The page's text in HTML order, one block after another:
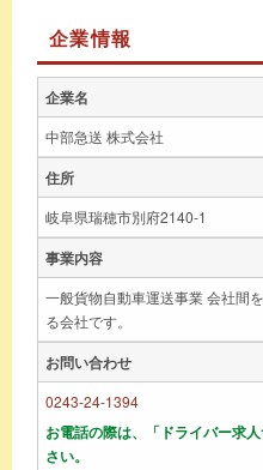
企業情報
企業名
中部急送 株式会社
住所
岐阜県瑞穂市別府2140-1
事業内容
一般貨物自動車運送事業 会社間
る会社です。
お問い合わせ
0243-24-1394
お電話の際は、「ドライバー求
さい。